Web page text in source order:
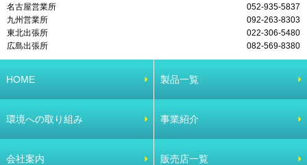
名古屋営業所
052-935-5837
九州営業所
092-263-8303
東北出張所
022-306-5480
広島出張所
082-569-8380
HOME 製品一覧
環境への取り組み 事業紹介
会社案内 販売店一覧